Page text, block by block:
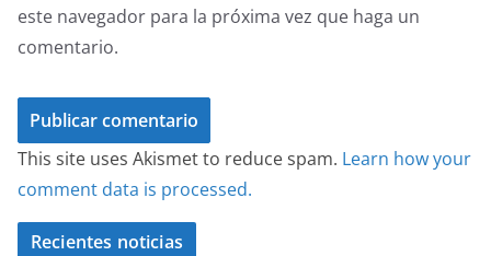
este navegador para la próxima vez que haga un
comentario.
This site uses Akismet to reduce spam. Learn how your
comment data is processed.
Recientes noticias